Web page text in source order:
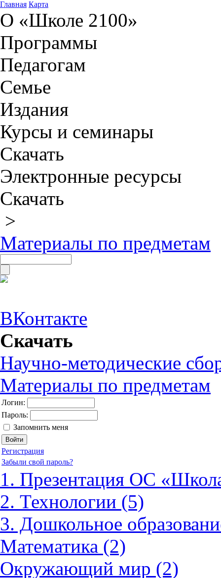
Главная Карта
О «Школе 2100»
Программы
Педагогам
Семье
Издания
Курсы и семинары
Скачать
Электронные ресурсы
Скачать
>
Материалы по предметам
ВКонтакте
Скачать
Научно-методические
Материалы по предметам
Логин:
Пароль:
Запомнить меня
Регистрация
Забыли свой пароль?
1. Презентация ОС
2. Технологии (5)
3. Дошкольное
Математика (2)
Окружающий мир (2)